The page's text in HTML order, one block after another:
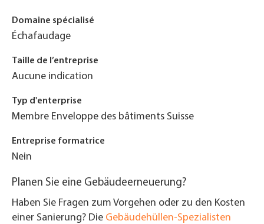
Domaine spécialisé
Échafaudage
Taille de l’entreprise
Aucune indication
Typ d'enterprise
Membre Enveloppe des bâtiments Suisse
Entreprise formatrice
Nein
Planen Sie eine Gebäudeerneuerung?
Haben Sie Fragen zum Vorgehen oder zu den Kosten
einer Sanierung? Die Gebäudehüllen-Spezialisten